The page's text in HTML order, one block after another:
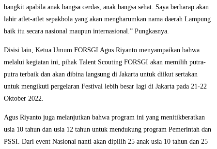
bangkit apabila anak bangsa cerdas, anak bangsa sehat. Saya berharap akan
lahir atlet-atlet sepakbola yang akan mengharumkan nama daerah Lampung
baik itu secara nasional maupun internasional.” Pungkasnya.
Disisi lain, Ketua Umum FORSGI Agus Riyanto menyampaikan bahwa
melalui kegiatan ini, pihak Talent Scouting FORSGI akan memilih putra-
putra terbaik dan akan dibina langsung di Jakarta untuk diikut sertakan
untuk mengikuti pergelaran Festival lebih besar lagi di Jakarta pada 21-22
Oktober 2022.
Agus Riyanto juga melanjutkan bahwa program ini yang menitikberatkan
usia 10 tahun dan usia 12 tahun untuk mendukung program Pemerintah dan
PSSI. Dari event Nasional nanti akan dipilih 25 anak usia 10 tahun dan 25